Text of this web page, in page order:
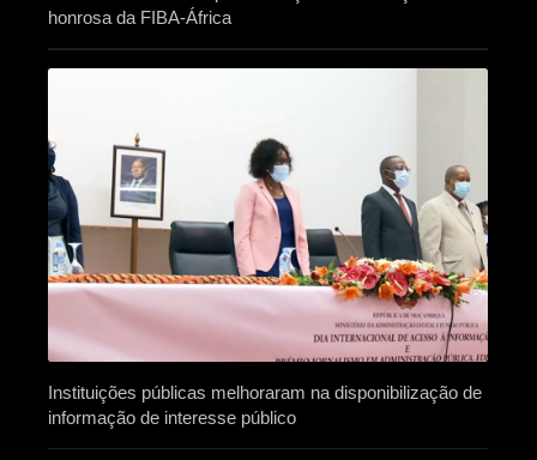
honrosa da FIBA-África
Instituições públicas melhoraram na disponibilização de
informação de interesse público